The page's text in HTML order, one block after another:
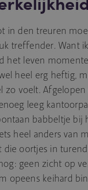
in den treuren
treffender. Want
het leven
heel erg heftig,
voelt.
leeg
babbeltje bij
heel anders van
oortjes in
geen zicht op
opeens keihard